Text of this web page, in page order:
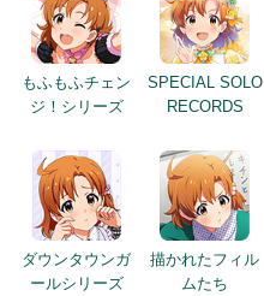
もふもふチェン
ジ！シリーズ
SPECIAL SOLO
RECORDS
ダウンタウンガ
ールシリーズ
描かれたフィル
ムたち